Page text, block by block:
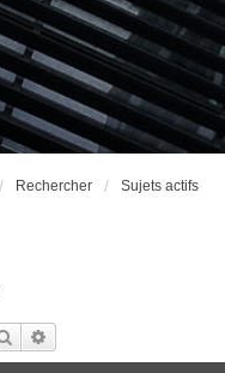
Rechercher Sujets actifs
Rechercher